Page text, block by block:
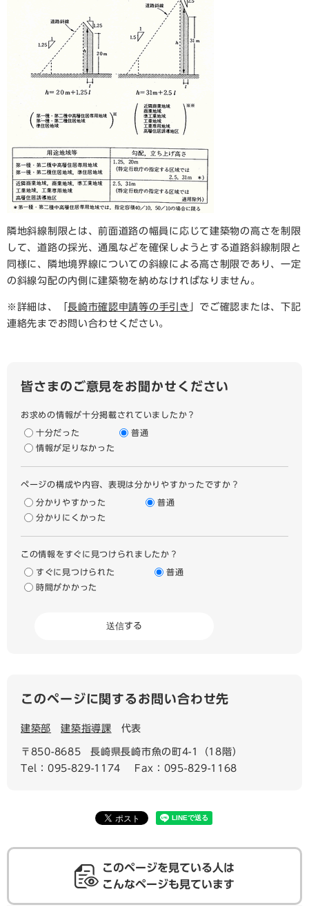
隣地斜線制限とは、前面道路の幅員に応じて建築物の高さを制限
して、道路の採光、通風などを確保しようとする道路斜線制限と
同様に、隣地境界線についての斜線による高さ制限であり、一定
の斜線勾配の内側に建築物を納めなければなりません。
※詳細は、「長崎市確認申請等の手引き
」でご確認または、下記
連絡先までお問い合わせください。
皆さまのご意見をお聞かせください
お求めの情報が十分掲載されていましたか？
十分だった
普通
情報が足りなかった
ページの構成や内容、表現は分かりやすかったですか？
分かりやすかった
普通
分かりにくかった
この情報をすぐに見つけられましたか？
すぐに見つけられた
普通
時間がかかった
このページに関するお問い合わせ先
建築部 建築指導課 代表
〒850-8685
長崎県長崎市魚の町4-1（18階）
Tel：095-829-1174
Fax：095-829-1168
このページを見ている人は
こんなページも見ています